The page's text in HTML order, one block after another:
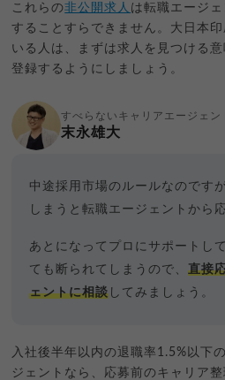
これらの非公開求人 は転職エージ
することすらできません。大日本
いる人は、まずは求人を見つける
登録するようにしましょう。
すべらないキャリアエージェン
末永雄大
中途採用市場のルールなのです
しまうと転職エージェントから
あとになってプロにサポートし
ても断られてしまうので、 直接
ェントに相談 してみましょう。
入社後半年以内の退職率1.5%以下
ジェントなら、応募前のキャリア